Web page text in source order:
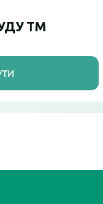
ТМ